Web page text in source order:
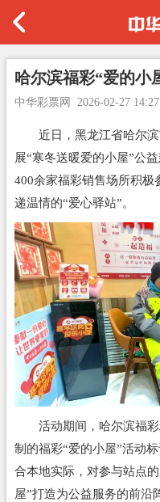
哈尔滨福彩“爱的小
中华彩票网 2026-02-27 14:27
近日，黑龙江省哈尔滨
展“寒冬送暖爱的小屋”公
400余家福彩销售场所积
递温情的“爱心驿站”。
活动期间，哈尔滨福彩
制的福彩“爱的小屋”活动
合本地实际，对参与站点
屋”打造为公益服务的前沿